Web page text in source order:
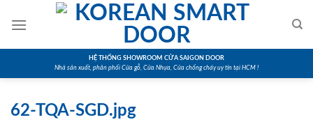
HỆ THỐNG SHOWROOM CỬA SAIGON DOOR
Nhà sản xuất, phân phối Cửa gỗ, Cửa Nhựa, Cửa chống cháy uy tín tại HCM !
62-TQA-SGD.jpg